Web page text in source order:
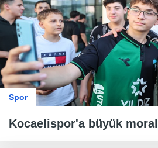
Spor
Kocaelispor'a büyük moral